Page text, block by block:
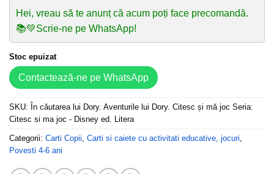
Hei, vreau să te anunț că acum poți face precomandă.
📚💚Scrie-ne pe WhatsApp!
Stoc epuizat
Contactează-ne pe WhatsApp
SKU: În căutarea lui Dory. Aventurile lui Dory. Citesc și mă joc Seria:
Citesc si ma joc - Disney ed. Litera
Categorii: Carti Copii Carti si caiete cu activitati educative, jocuri
Povesti 4-6 ani